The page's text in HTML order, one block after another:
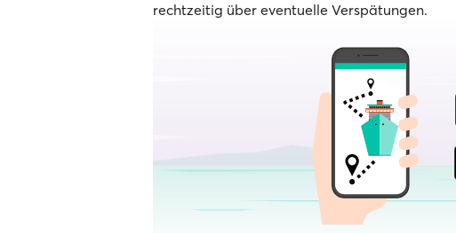
rechtzeitig über eventuelle Verspätungen.